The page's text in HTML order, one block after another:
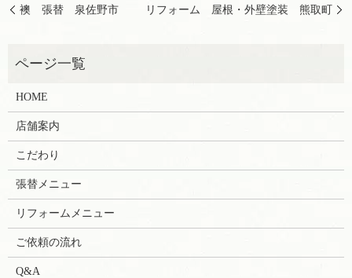
襖 張替 泉佐野市 リフォーム 屋根・外壁塗装 熊取町
HOME
店舗案内
こだわり
張替メニュー
リフォームメニュー
ご依頼の流れ
Q&A